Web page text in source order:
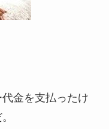
金を支払ったけ